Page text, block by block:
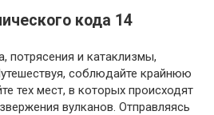
кода 14
потрясения и катаклизмы,
соблюдайте крайнюю
тех мест, в которых происходят
вулканов. Отправляясь